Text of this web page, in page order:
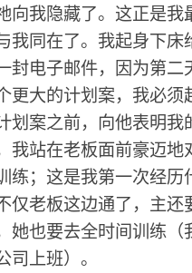
向我隐藏了。这正是我
我同在了。我起身下床
封电子邮件，因为第二
更大的计划案，我必须
划案之前，向他表明我
我站在老板面前豪迈地
练；这是我第一次经历
仅老板这边通了，主还
她也要去全时间训练（
司上班）。